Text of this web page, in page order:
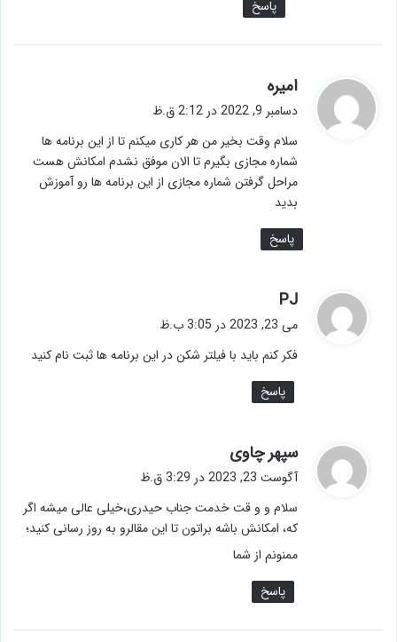
پاسخ
امیره
:
دسامبر 9, 2022 در 2:12 ق.ظ
سلام وقت بخیر من هر کاری میکنم تا از این برنامه ها
شماره مجازی بگیرم تا الان موفق نشدم امکانش هست
مراحل گرفتن شماره مجازی از این برنامه ها رو آموزش
بدید
پاسخ
PJ
ف
:
می 23, 2023 در 3:05 ب.ظ
فکر کنم باید با فیلتر شکن در این برنامه ها ثبت نام کنید
پاسخ
سپهر چاو‌ی
ف
:
آگوست 23, 2023 در 3:29 ق.ظ
سلام و و قت خدمت جناب حیدری،خیلی عالی میشه اگر
که، امکانش باشه براتون تا این مقالرو به روز رسانی کنید‌‌‌‌‌‌‌‌‌‌‌؛‌‌‌
ممنونم از شما
پاسخ